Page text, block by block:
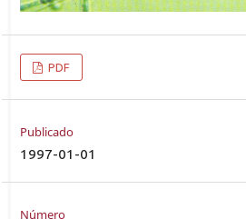
PDF
Publicado
1997-01-01
Número